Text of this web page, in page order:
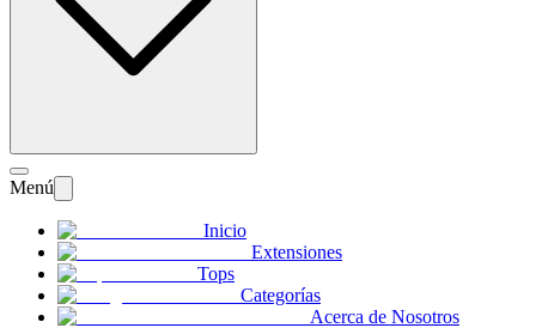
Menú
Inicio
Extensiones
Tops
Categorías
Acerca de Nosotros